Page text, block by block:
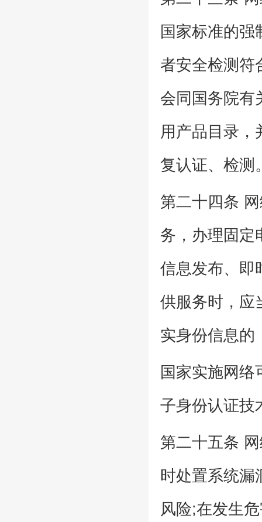
国家标准的
者安全检测符
会同国务院有
用产品目录，
复认证、检测
第二十四条
务，办理固定
信息发布、即
供服务时，应
实身份信息的
国家实施网
子身份认证技
第二十五条
时处置系统漏
风险;在发生